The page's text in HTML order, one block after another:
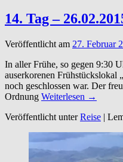
14. Tag –
Veröffentlicht am 27. Februar
In aller Frühe, so gegen 9:30
auserkorenen Frühstückslokal
noch geschlossen war. Der
Ordnung Weiterlesen →
Veröffentlicht unterReise |